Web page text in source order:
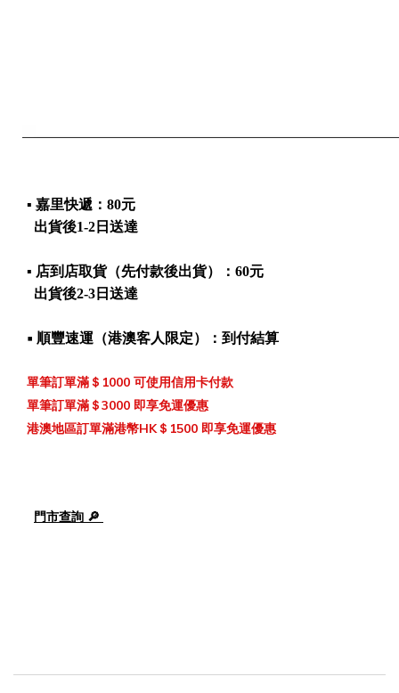
▪ 嘉里快遞：80元
  出貨後1-2日送達
▪ 店到店取貨（先付款後出貨）：60元
  出貨後2-3日送達
▪ 順豐速運（港澳客人限定）：到付結算
單筆訂單滿＄1000 可使用信用卡付款
單筆訂單滿＄3000 即享免運優惠
港澳地區訂單滿港幣HK＄1500 即享免運優惠
門市查詢 🔎